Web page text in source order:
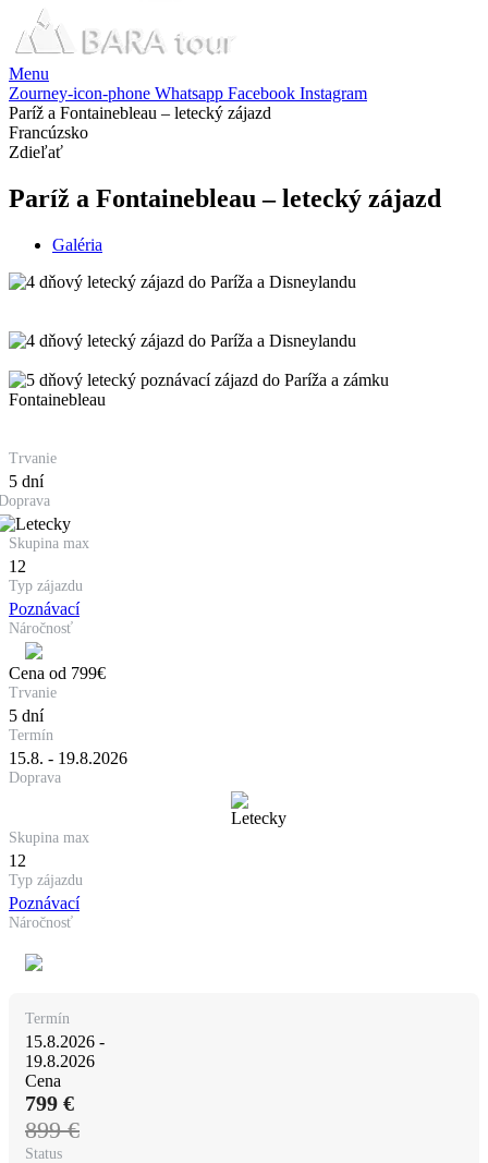
Menu
Zourney-icon-phone Whatsapp Facebook Instagram
Paríž a Fontainebleau – letecký zájazd
Francúzsko
Zdieľať
Paríž a Fontainebleau – letecký zájazd
Galéria
Trvanie
5 dní
Skupina max
12
Typ zájazdu
Poznávací
Náročnosť
Cena od 799€
Trvanie
5 dní
Termín
15.8. - 19.8.2026
Doprava
Skupina max
12
Typ zájazdu
Poznávací
Náročnosť
Termín
15.8.2026 -
19.8.2026
Cena
799 €
899 €
Status